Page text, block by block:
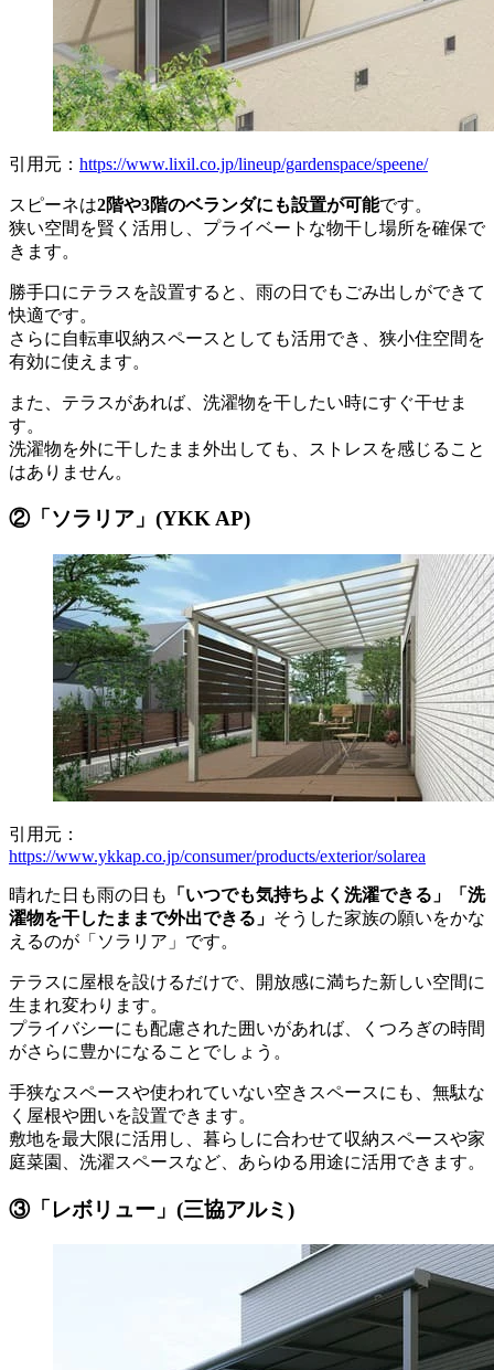
引用元： https://www.lixil.co.jp/lineup/gardenspace/speene/
スピーネは2階や3階のベランダにも設置が可能です。
狭い空間を賢く活用し、プライベートな物干し場所を確保で
きます。
勝手口にテラスを設置すると、雨の日でもごみ出しができて
快適です。
さらに自転車収納スペースとしても活用でき、狭小住空間を
有効に使えます。
また、テラスがあれば、洗濯物を干したい時にすぐ干せま
す。
洗濯物を外に干したまま外出しても、ストレスを感じること
はありません。
②「ソラリア」(YKK AP)
引用元：
https://www.ykkap.co.jp/consumer/products/exterior/solarea
晴れた日も雨の日も
「いつでも気持ちよく洗濯できる」「洗
濯物を干したままで外出できる」 そうした家族の願いをかな
えるのが「ソラリア」です。
テラスに屋根を設けるだけで、開放感に満ちた新しい空間に
生まれ変わります。
プライバシーにも配慮された囲いがあれば、くつろぎの時間
がさらに豊かになることでしょう。
手狭なスペースや使われていない空きスペースにも、無駄な
く屋根や囲いを設置できます。
敷地を最大限に活用し、暮らしに合わせて収納スペースや家
庭菜園、洗濯スペースなど、あらゆる用途に活用できます。
③「レボリュー」(三協アルミ)